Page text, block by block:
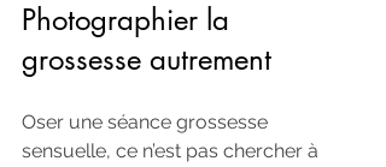
Photographier la
grossesse autrement
Oser une séance grossesse
sensuelle, ce n’est pas chercher à